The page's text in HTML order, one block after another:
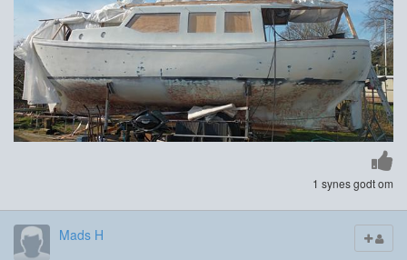
1 synes godt om
Mads H